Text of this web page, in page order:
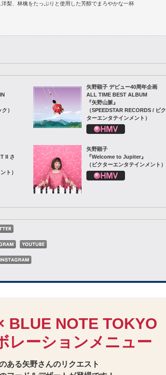
洋梨、林檎をたっぷりと使用した芳醇でまろやかな一杯
）
矢野顕子 デビュー40周年企画
ALL TIME BEST ALBUM
『矢野山脈』
（SPEEDSTAR RECORDS / ビク
ターエンタテインメント）
II さ
ト）
矢野顕子
『Welcome to Jupiter』
（ビクターエンタテインメント）
BLUE NOTE TOKYO
レーションメニュー
ある矢野さんのリクエスト